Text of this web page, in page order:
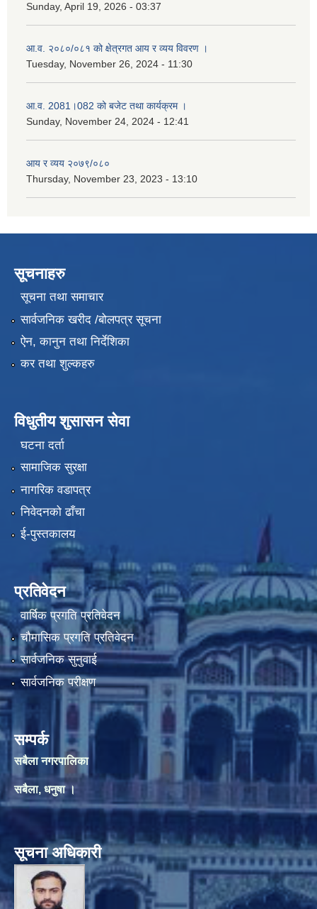
Sunday, April 19, 2026 - 03:37
आ.व. २०८०/०८१ को क्षेत्रगत आय र व्यय विवरण ।
Tuesday, November 26, 2024 - 11:30
आ.व. 2081।082 को बजेट तथा कार्यक्रम ।
Sunday, November 24, 2024 - 12:41
आय र व्यय २०७९/०८०
Thursday, November 23, 2023 - 13:10
सूचनाहरु
सूचना तथा समाचार
सार्वजनिक खरीद /बोलपत्र सूचना
ऐन, कानुन तथा निर्देशिका
कर तथा शुल्कहरु
विधुतीय शुसासन सेवा
घटना दर्ता
सामाजिक सुरक्षा
नागरिक वडापत्र
निवेदनको ढाँचा
ई-पुस्तकालय
प्रतिवेदन
वार्षिक प्रगति प्रतिवेदन
चौमासिक प्रगति प्रतिवेदन
सार्वजनिक सुनुवाई
सार्वजनिक परीक्षण
सम्पर्क
सबैला नगरपालिका
सबैला, धनुषा ।
सूचना अधिकारी